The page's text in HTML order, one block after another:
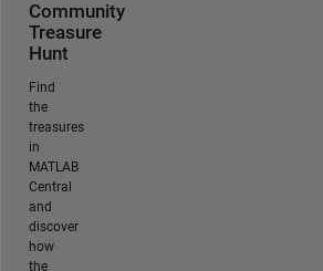
Community
Treasure
Hunt
Find
the
treasures
in
MATLAB
Central
and
discover
how
the